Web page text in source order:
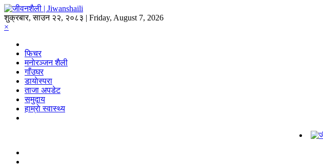
शुक्रबार, साउन २२, २०८३ | Friday, August 7, 2026
×
फिचर
मनाेरञ्जन शैली
गाँउघर
डायाेस्परा
ताजा अपडेट
समुदाय
हाम्राे स्वास्थ्य